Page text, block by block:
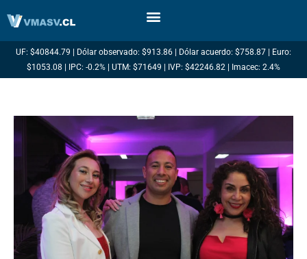
UF: $40844.79 | Dólar observado: $913.86 | Dólar acuerdo: $758.87 | Euro:
$1053.08 | IPC: -0.2% | UTM: $71649 | IVP: $42246.82 | Imacec: 2.4%